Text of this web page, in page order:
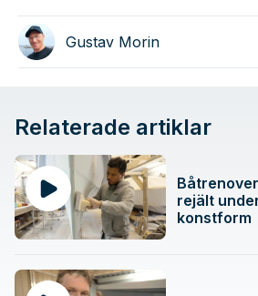
Gustav Morin
Relaterade artiklar
rejält
konstform